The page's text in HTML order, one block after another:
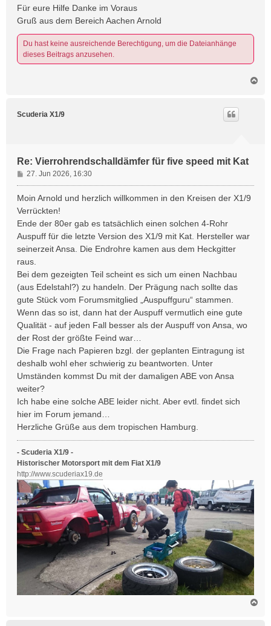
Für eure Hilfe Danke im Voraus
Gruß aus dem Bereich Aachen Arnold
Du hast keine ausreichende Berechtigung, um die Dateianhänge
dieses Beitrags anzusehen.
Scuderia X1/9
Re: Vierrohrendschalldämfer für five speed mit Kat
B
e
i
a
g
27. Jun 2026, 16:30
Moin Arnold und herzlich willkommen in den Kreisen der X1/9
Verrückten!
Ende der 80er gab es tatsächlich einen solchen 4-Rohr
Auspuff für die letzte Version des X1/9 mit Kat. Hersteller war
seinerzeit Ansa. Die Endrohre kamen aus dem Heckgitter
raus.
Bei dem gezeigten Teil scheint es sich um einen Nachbau
(aus Edelstahl?) zu handeln. Der Prägung nach sollte das
gute Stück vom Forumsmitglied „Auspuffguru“ stammen.
Wenn das so ist, dann hat der Auspuff vermutlich eine gute
Qualität - auf jeden Fall besser als der Auspuff von Ansa, wo
der Rost der größte Feind war…
Die Frage nach Papieren bzgl. der geplanten Eintragung ist
deshalb wohl eher schwierig zu beantworten. Unter
Umständen kommst Du mit der damaligen ABE von Ansa
weiter?
Ich habe eine solche ABE leider nicht. Aber evtl. findet sich
hier im Forum jemand…
Herzliche Grüße aus dem tropischen Hamburg.
- Scuderia X1/9 -
Historischer Motorsport mit dem Fiat X1/9
http://www.scuderiax19.de